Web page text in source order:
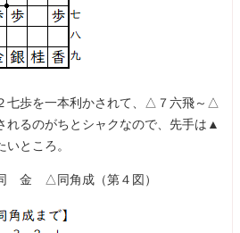
歩を一本利かされて、△７六飛～△
れるのがちとシャクなので、先手は▲
ところ。
金 △同角成（第４図）